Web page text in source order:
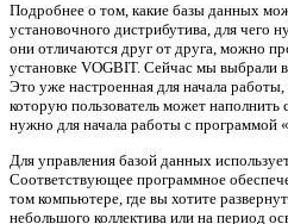
Подробнее о том, какие базы данных
установочного дистрибутива, для чего
они отличаются друг от друга, можно
установке VOGBIT. Сейчас мы выбрали
Это уже настроенная для начала
которую пользователь может
нужно для начала работы с программой
Для управления базой данных
Соответствующее программное
том компьютере, где вы хотите
небольшого коллектива или на период